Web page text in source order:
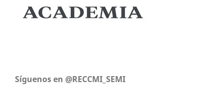
Síguenos en @RECCMI_SEMI